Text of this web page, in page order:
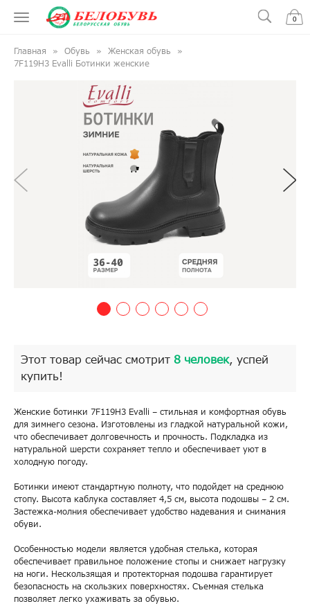
0
Главная Обувь
Женская обувь
7F119H3 Evalli Ботинки женские
Этот товар сейчас смотрит 8 человек, успей
купить!
Женские ботинки 7F119H3 Evalli – стильная и комфортная обувь
для зимнего сезона. Изготовлены из гладкой натуральной кожи,
что обеспечивает долговечность и прочность. Подкладка из
натуральной шерсти сохраняет тепло и обеспечивает уют в
холодную погоду.
Ботинки имеют стандартную полноту, что подойдет на среднюю
стопу. Высота каблука составляет 4,5 см, высота подошвы – 2 см.
Застежка-молния обеспечивает удобство надевания и снимания
обуви.
Особенностью модели является удобная стелька, которая
обеспечивает правильное положение стопы и снижает нагрузку
на ноги. Нескользящая и протекторная подошва гарантирует
безопасность на скользких поверхностях. Съемная стелька
позволяет легко ухаживать за обувью.